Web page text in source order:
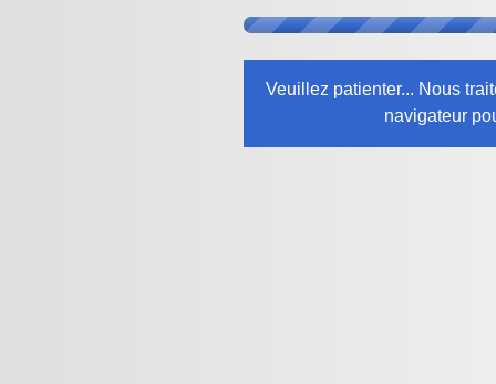
Veuillez patienter... Nous
navigateur